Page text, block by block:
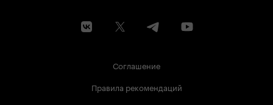
Соглашение
Правила рекомендаций